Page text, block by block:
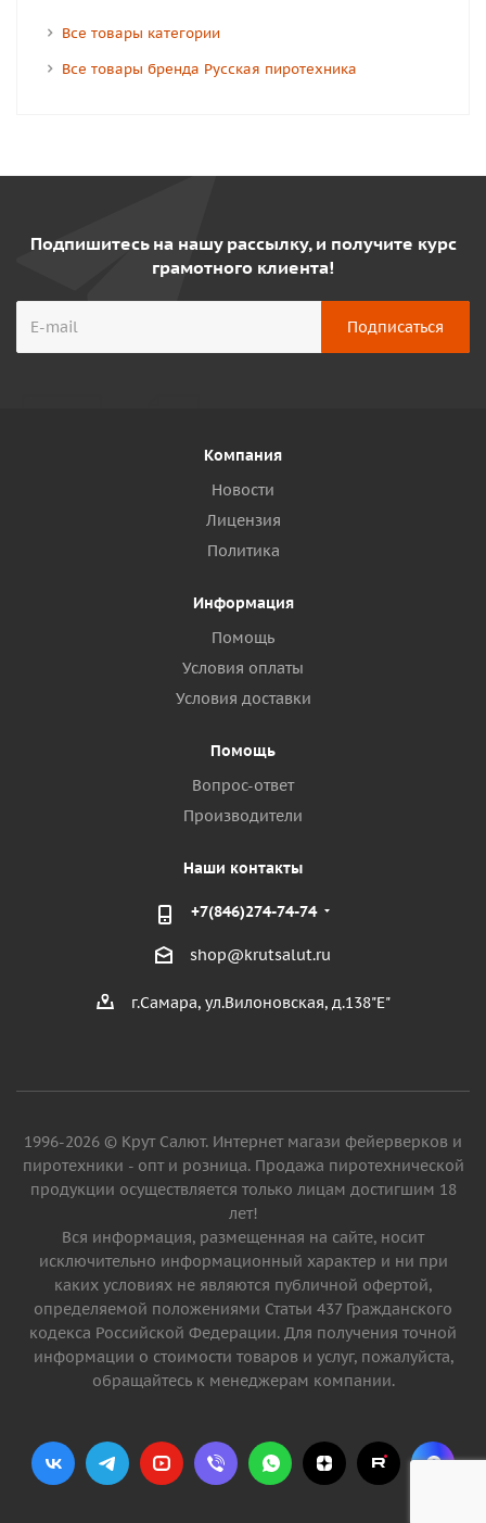
Все товары категории
Все товары бренда Русская пиротехника
Подпишитесь на нашу рассылку, и получите курс
грамотного клиента!
Компания
Новости
Лицензия
Политика
Информация
Помощь
Условия оплаты
Условия доставки
Помощь
Вопрос-ответ
Производители
Наши контакты
+7(846)274-74-74
shop@krutsalut.ru
г.Самара, ул.Вилоновская, д.138"Е"
1996-2026 © Крут Салют. Интернет магази фейерверков и
пиротехники - опт и розница. Продажа пиротехнической
продукции осуществляется только лицам достигшим 18
лет!
Вся информация, размещенная на сайте, носит
исключительно информационный характер и ни при
каких условиях не являются публичной офертой,
определяемой положениями Статьи 437 Гражданского
кодекса Российской Федерации. Для получения точной
информации о стоимости товаров и услуг, пожалуйста,
обращайтесь к менеджерам компании.